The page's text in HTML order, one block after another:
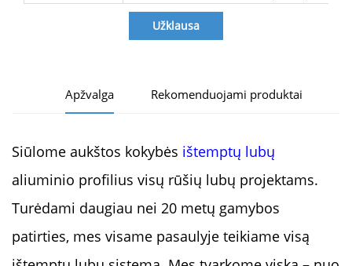
Užklausa
Apžvalga Rekomenduojami produktai
Siūlome aukštos kokybės ištemptų lubų
aliuminio profilius visų rūšių lubų projektams.
Turėdami daugiau nei 20 metų gamybos
patirties, mes visame pasaulyje teikiame visą